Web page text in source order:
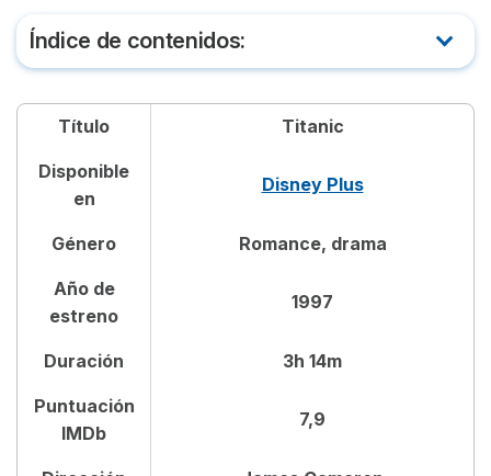
Índice de contenidos:
Dónde ver Titanic
Reparto de Titanic
Leonardo DiCaprio en Titanic
Crítica de Titanic
Preguntas frecuentes sobre Titanic
Título Titanic
Disponible
en
Disney Plus
Género Romance, drama
Año de
estreno
1997
Duración 3h 14m
Puntuación
IMDb
7,9